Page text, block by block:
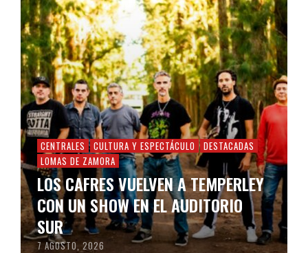
CENTRALES CULTURA Y ESPECTÁCULO
DESTACADAS
LOMAS DE ZAMORA
LOS CAFRES VUELVEN A TEMPERLEY
CON UN SHOW EN EL AUDITORIO
SUR
7 AGOSTO, 2026